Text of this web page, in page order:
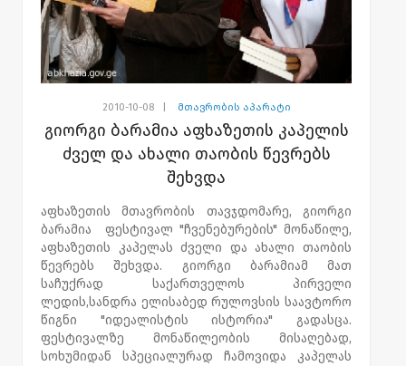
2010-10-08| მთავრობის აპარატი
გიორგი ბარამია აფხაზეთის კაპელის
ძველ და ახალი თაობის წევრებს
შეხვდა
აფხაზეთის მთავრობის თავჯდომარე, გიორგი
ბარამია ფესტივალ "ჩვენებურების" მონაწილე,
აფხაზეთის კაპელას ძველი და ახალი თაობის
წევრებს შეხვდა. გიორგი ბარამიამ მათ
საჩუქრად საქართველოს პირველი
ლედის,სანდრა ელისაბედ რულოვსის საავტორო
წიგნი "იდეალისტის ისტორია" გადასცა.
ფესტივალზე მონაწილეობის მისაღებად,
სოხუმიდან სპეციალურად ჩამოვიდა კაპელას